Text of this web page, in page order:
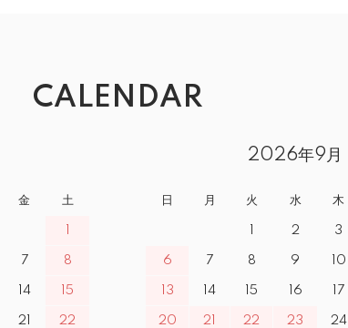
CALENDAR
金 土
7 8
14 15
21 22
2026年9月
日 月 火 水 木
2 3
6 7 8 9 10
13 14 15 16 17
20 21 22 23 24